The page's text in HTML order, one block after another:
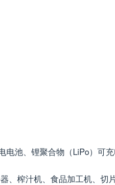
池、锂聚合物（LiPo）可
榨汁机、食品加工机、